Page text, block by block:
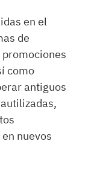
en el
de
como
antiguos
nuevos